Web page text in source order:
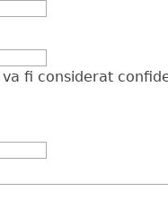
fi considerat